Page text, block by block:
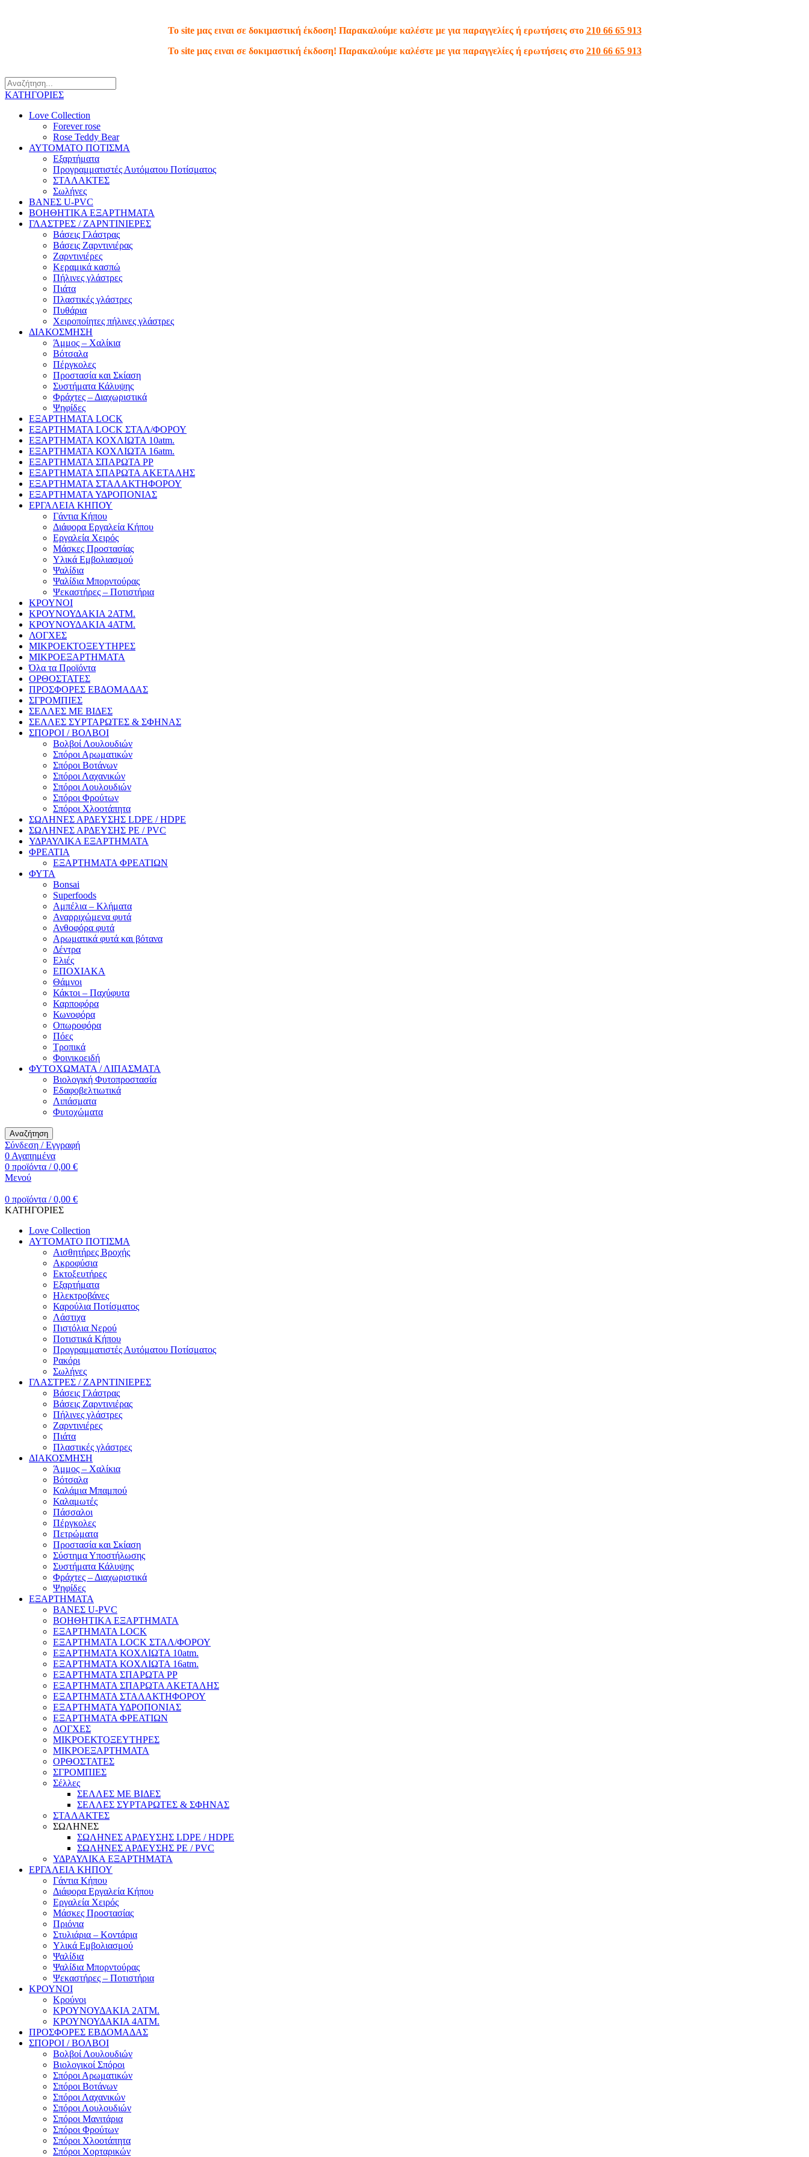
To site μας ειναι σε δοκιμαστική έκδοση! Παρακαλούμε καλέστε με για παραγγελίες ή ερωτήσεις στο 210 66 65 913
To site μας ειναι σε δοκιμαστική έκδοση! Παρακαλούμε καλέστε με για παραγγελίες ή ερωτήσεις στο 210 66 65 913
ΚΑΤΗΓΟΡΙΕΣ
Love Collection
Forever rose
Rose Teddy Bear
ΑΥΤΟΜΑΤΟ ΠΟΤΙΣΜΑ
Εξαρτήματα
Προγραμματιστές Αυτόματου Ποτίσματος
ΣΤΑΛΑΚΤΕΣ
Σωλήνες
ΒΑΝΕΣ U-PVC
ΒΟΗΘΗΤΙΚΑ ΕΞΑΡΤΗΜΑΤΑ
ΓΛΑΣΤΡΕΣ / ΖΑΡΝΤΙΝΙΕΡΕΣ
Βάσεις Γλάστρας
Βάσεις Ζαρντινιέρας
Ζαρντινιέρες
Κεραμικά κασπώ
Πήλινες γλάστρες
Πιάτα
Πλαστικές γλάστρες
Πυθάρια
Χειροποίητες πήλινες γλάστρες
ΔΙΑΚΟΣΜΗΣΗ
Άμμος – Χαλίκια
Βότσαλα
Πέργκολες
Προστασία και Σκίαση
Συστήματα Κάλυψης
Φράχτες – Διαχωριστικά
Ψηφίδες
ΕΞΑΡΤΗΜΑΤΑ LOCK
ΕΞΑΡΤΗΜΑΤΑ LOCK ΣΤΑΛ/ΦΟΡΟΥ
ΕΞΑΡΤΗΜΑΤΑ ΚΟΧΛΙΩΤΑ 10atm.
ΕΞΑΡΤΗΜΑΤΑ ΚΟΧΛΙΩΤΑ 16atm.
ΕΞΑΡΤΗΜΑΤΑ ΣΠΑΡΩΤΑ PP
ΕΞΑΡΤΗΜΑΤΑ ΣΠΑΡΩΤΑ ΑΚΕΤΑΛΗΣ
ΕΞΑΡΤΗΜΑΤΑ ΣΤΑΛΑΚΤΗΦΟΡΟΥ
ΕΞΑΡΤΗΜΑΤΑ ΥΔΡΟΠΟΝΙΑΣ
ΕΡΓΑΛΕΙΑ ΚΗΠΟΥ
Γάντια Κήπου
Διάφορα Εργαλεία Κήπου
Εργαλεία Χειρός
Μάσκες Προστασίας
Υλικά Εμβολιασμού
Ψαλίδια
Ψαλίδια Μπορντούρας
Ψεκαστήρες – Ποτιστήρια
ΚΡΟΥΝΟΙ
ΚΡΟΥΝΟΥΔΑΚΙΑ 2ΑΤΜ.
ΚΡΟΥΝΟΥΔΑΚΙΑ 4ΑΤΜ.
ΛΟΓΧΕΣ
ΜΙΚΡΟΕΚΤΟΞΕΥΤΗΡΕΣ
ΜΙΚΡΟΕΞΑΡΤΗΜΑΤΑ
Όλα τα Προϊόντα
ΟΡΘΟΣΤΑΤΕΣ
ΠΡΟΣΦΟΡΕΣ ΕΒΔΟΜΑΔΑΣ
ΣΓΡΟΜΠΙΕΣ
ΣΕΛΛΕΣ ΜΕ ΒΙΔΕΣ
ΣΕΛΛΕΣ ΣΥΡΤΑΡΩΤΕΣ & ΣΦΗΝΑΣ
ΣΠΟΡΟΙ / ΒΟΛΒΟΙ
Βολβοί Λουλουδιών
Σπόροι Αρωματικών
Σπόροι Βοτάνων
Σπόροι Λαχανικών
Σπόροι Λουλουδιών
Σπόροι Φρούτων
Σπόροι Χλοοτάπητα
ΣΩΛΗΝΕΣ ΑΡΔΕΥΣΗΣ LDPE / HDPE
ΣΩΛΗΝΕΣ ΑΡΔΕΥΣΗΣ PE / PVC
ΥΔΡΑΥΛΙΚΑ ΕΞΑΡΤΗΜΑΤΑ
ΦΡΕΑΤΙΑ
ΕΞΑΡΤΗΜΑΤΑ ΦΡΕΑΤΙΩΝ
ΦΥΤΑ
Bonsai
Superfoods
Αμπέλια – Κλήματα
Αναρριχώμενα φυτά
Ανθοφόρα φυτά
Αρωματικά φυτά και βότανα
Δέντρα
Ελιές
ΕΠΟΧΙΑΚΑ
Θάμνοι
Κάκτοι – Παχύφυτα
Καρποφόρα
Κωνοφόρα
Οπωροφόρα
Πόες
Τροπικά
Φοινικοειδή
ΦΥΤΟΧΩΜΑΤΑ / ΛΙΠΑΣΜΑΤΑ
Βιολογική Φυτοπροστασία
Εδαφοβελτιωτικά
Λιπάσματα
Φυτοχώματα
Αναζήτηση
Σύνδεση / Εγγραφή
0 Αγαπημένα
0 προϊόντα / 0,00 €
Μενού
0 προϊόντα / 0,00 €
ΚΑΤΗΓΟΡΙΕΣ
Love Collection
ΑΥΤΟΜΑΤΟ ΠΟΤΙΣΜΑ
Αισθητήρες Βροχής
Ακροφύσια
Εκτοξευτήρες
Εξαρτήματα
Ηλεκτροβάνες
Καρούλια Ποτίσματος
Λάστιχα
Πιστόλια Νερού
Ποτιστικά Κήπου
Προγραμματιστές Αυτόματου Ποτίσματος
Ρακόρι
Σωλήνες
ΓΛΑΣΤΡΕΣ / ΖΑΡΝΤΙΝΙΕΡΕΣ
Βάσεις Γλάστρας
Βάσεις Ζαρντινιέρας
Πήλινες γλάστρες
Ζαρντινιέρες
Πιάτα
Πλαστικές γλάστρες
ΔΙΑΚΟΣΜΗΣΗ
Άμμος – Χαλίκια
Βότσαλα
Καλάμια Μπαμπού
Καλαμωτές
Πάσσαλοι
Πέργκολες
Πετρώματα
Προστασία και Σκίαση
Σύστημα Υποστήλωσης
Συστήματα Κάλυψης
Φράχτες – Διαχωριστικά
Ψηφίδες
ΕΞΑΡΤΗΜΑΤΑ
ΒΑΝΕΣ U-PVC
ΒΟΗΘΗΤΙΚΑ ΕΞΑΡΤΗΜΑΤΑ
ΕΞΑΡΤΗΜΑΤΑ LOCK
ΕΞΑΡΤΗΜΑΤΑ LOCK ΣΤΑΛ/ΦΟΡΟΥ
ΕΞΑΡΤΗΜΑΤΑ ΚΟΧΛΙΩΤΑ 10atm.
ΕΞΑΡΤΗΜΑΤΑ ΚΟΧΛΙΩΤΑ 16atm.
ΕΞΑΡΤΗΜΑΤΑ ΣΠΑΡΩΤΑ PP
ΕΞΑΡΤΗΜΑΤΑ ΣΠΑΡΩΤΑ ΑΚΕΤΑΛΗΣ
ΕΞΑΡΤΗΜΑΤΑ ΣΤΑΛΑΚΤΗΦΟΡΟΥ
ΕΞΑΡΤΗΜΑΤΑ ΥΔΡΟΠΟΝΙΑΣ
ΕΞΑΡΤΗΜΑΤΑ ΦΡΕΑΤΙΩΝ
ΛΟΓΧΕΣ
ΜΙΚΡΟΕΚΤΟΞΕΥΤΗΡΕΣ
ΜΙΚΡΟΕΞΑΡΤΗΜΑΤΑ
ΟΡΘΟΣΤΑΤΕΣ
ΣΓΡΟΜΠΙΕΣ
Σέλλες
ΣΕΛΛΕΣ ΜΕ ΒΙΔΕΣ
ΣΕΛΛΕΣ ΣΥΡΤΑΡΩΤΕΣ & ΣΦΗΝΑΣ
ΣΤΑΛΑΚΤΕΣ
ΣΩΛΗΝΕΣ
ΣΩΛΗΝΕΣ ΑΡΔΕΥΣΗΣ LDPE / HDPE
ΣΩΛΗΝΕΣ ΑΡΔΕΥΣΗΣ PE / PVC
ΥΔΡΑΥΛΙΚΑ ΕΞΑΡΤΗΜΑΤΑ
ΕΡΓΑΛΕΙΑ ΚΗΠΟΥ
Γάντια Κήπου
Διάφορα Εργαλεία Κήπου
Εργαλεία Χειρός
Μάσκες Προστασίας
Πριόνια
Στυλιάρια – Κοντάρια
Υλικά Εμβολιασμού
Ψαλίδια
Ψαλίδια Μπορντούρας
Ψεκαστήρες – Ποτιστήρια
ΚΡΟΥΝΟΙ
Κρούνοι
ΚΡΟΥΝΟΥΔΑΚΙΑ 2ΑΤΜ.
ΚΡΟΥΝΟΥΔΑΚΙΑ 4ΑΤΜ.
ΠΡΟΣΦΟΡΕΣ ΕΒΔΟΜΑΔΑΣ
ΣΠΟΡΟΙ / ΒΟΛΒΟΙ
Βολβοί Λουλουδιών
Βιολογικοί Σπόροι
Σπόροι Αρωματικών
Σπόροι Βοτάνων
Σπόροι Λαχανικών
Σπόροι Λουλουδιών
Σπόροι Μανιτάρια
Σπόροι Φρούτων
Σπόροι Χλοοτάπητα
Σπόροι Χορταρικών